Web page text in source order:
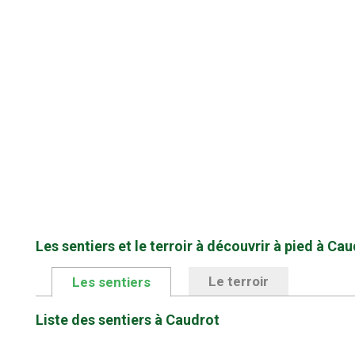
Les sentiers et le terroir à découvrir à pied à
Les sentiers Le terroir
Liste des sentiers à Caudrot